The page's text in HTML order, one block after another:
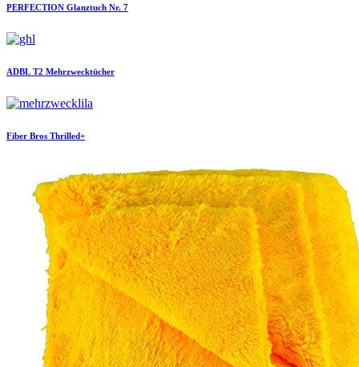
PERFECTION Glanztuch Nr. 7
ADBL T2 Mehrzwecktücher
Fiber Bros Thrilled+